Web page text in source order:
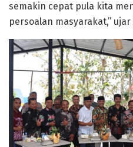
semakin cepat pula kita
persoalan masyarakat,” ujar